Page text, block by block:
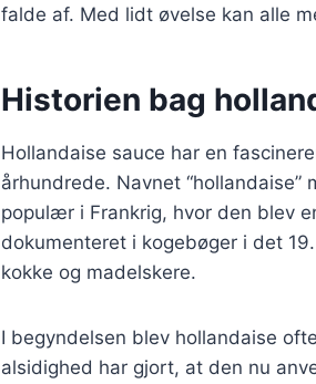
falde af. Med lidt øvelse kan alle
Historien bag
Hollandaise sauce har en
århundrede. Navnet
populær i Frankrig, hvor den blev
dokumenteret i kogebøger i det
kokke og madelskere.
I begyndelsen blev hollandaise
alsidighed har gjort, at den nu